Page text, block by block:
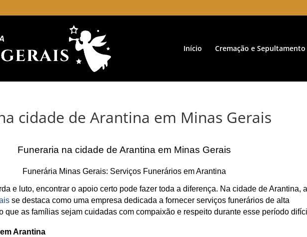
Início Cremação e Sepultamento
cidade de Arantina em Minas Gerais
Funeraria na cidade de Arantina em Minas Gerais
Funerária Minas Gerais: Serviços Funerários em Arantina
e luto, encontrar o apoio certo pode fazer toda a diferença. Na cidade de Arantina, a
se destaca como uma empresa dedicada a fornecer serviços funerários de alta
que as famílias sejam cuidadas com compaixão e respeito durante esse período
Arantina